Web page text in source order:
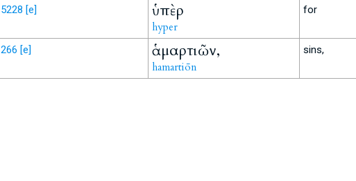
5228 [e] ὑπὲρ
hyper
for
266 [e] ἁμαρτιῶν,
hamartiōn
sins,